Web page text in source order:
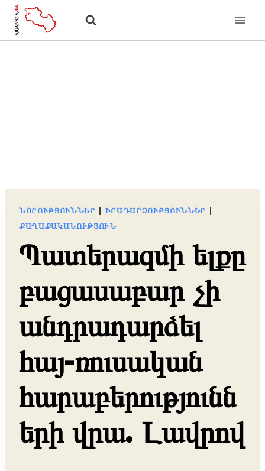
Skip
ՆՈՐՈՒԹՅՈՒՆՆԵՐ| ԻՐԱԴԱՐՁՈՒԹՅՈՒՆՆԵՐ|
ՔԱՂԱՔԱԿԱՆՈՒԹՅՈՒՆ
Պատերազմի ելքը
բացասաբար չի
անդրադարձել
հայ-ռուսական
հարաբերությունն
երի վրա. Լավրով